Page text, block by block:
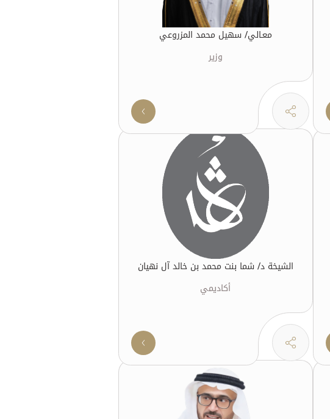
معـالي/ سهيل محمد المزروعي
وزير
الشيخة د/ شما بنت محمد بن خالد آل نهيان
أكاديمي